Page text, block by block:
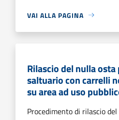
VAI ALLA PAGINA
Rilascio del nulla
saltuario con carrelli
su area ad uso
Procedimento di rilascio